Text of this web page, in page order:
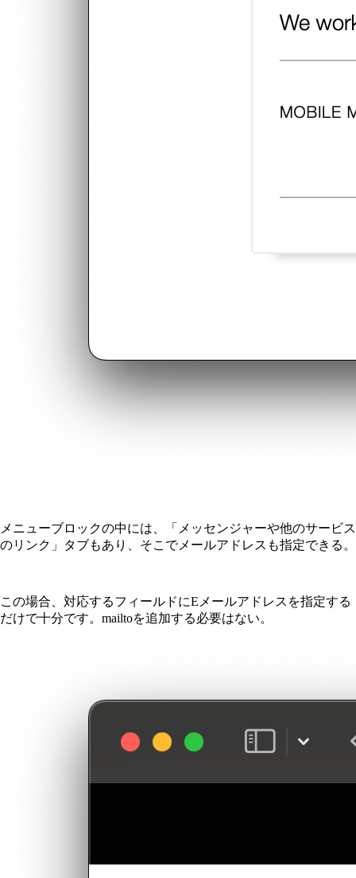
メニューブロックの中には、「メッセンジャーや他のサービス
のリンク」タブもあり、そこでメールアドレスも指定できる。
この場合、対応するフィールドにEメールアドレスを指定する
だけで十分です。mailtoを追加する必要はない。